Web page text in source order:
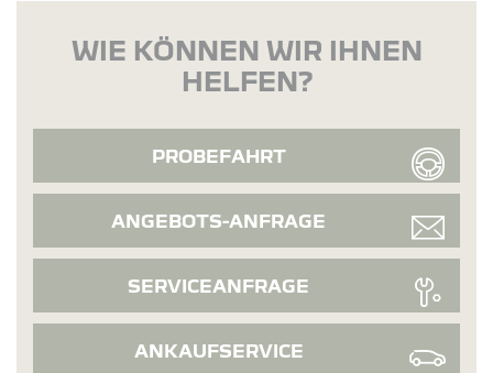
WIE KÖNNEN WIR IHNEN
HELFEN?
PROBEFAHRT
ANGEBOTS-ANFRAGE
SERVICEANFRAGE
ANKAUFSERVICE